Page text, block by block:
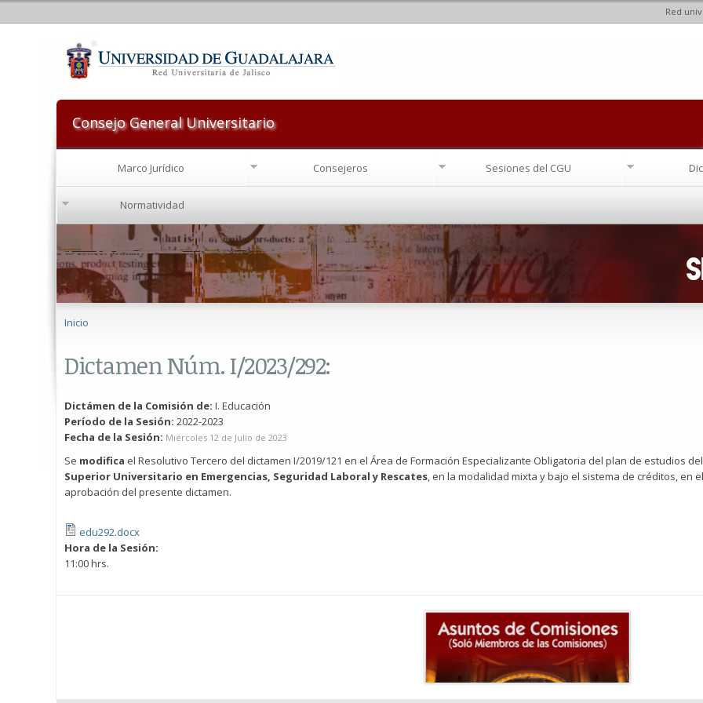
Red
Consejo General Universitario
Marco Jurídico Consejeros Sesiones del CGU
Normatividad
Inicio
Dictamen Núm. I/2023/292:
Dictámen de la Comisión de: I. Educación
Período de la Sesión: 2022-2023
Fecha de la Sesión: Miércoles 12 de Julio de 2023
Se modifica el Resolutivo Tercero del dictamen I/2019/121 en el Área de Formación Especializante Obligatoria del plan de estudios
Superior Universitario en Emergencias, Seguridad Laboral y Rescates, en la modalidad mixta y bajo el sistema de créditos, en
aprobación del presente dictamen.
edu292.docx
Hora de la Sesión:
11:00 hrs.